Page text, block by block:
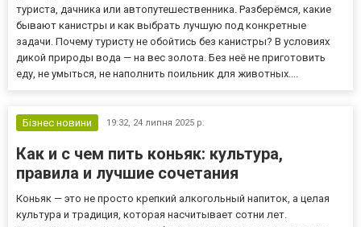
туриста, дачника или автопутешественника. Разберёмся, какие
бывают канистры и как выбрать лучшую под конкретные
задачи. Почему туристу не обойтись без канистры? В условиях
дикой природы вода — на вес золота. Без неё не приготовить
еду, не умыться, не наполнить поильник для животных....
Бізнес новини 19:32, 24 липня 2025 р.
Как и с чем пить коньяк: культура,
правила и лучшие сочетания
Коньяк — это не просто крепкий алкогольный напиток, а целая
культура и традиция, которая насчитывает сотни лет.